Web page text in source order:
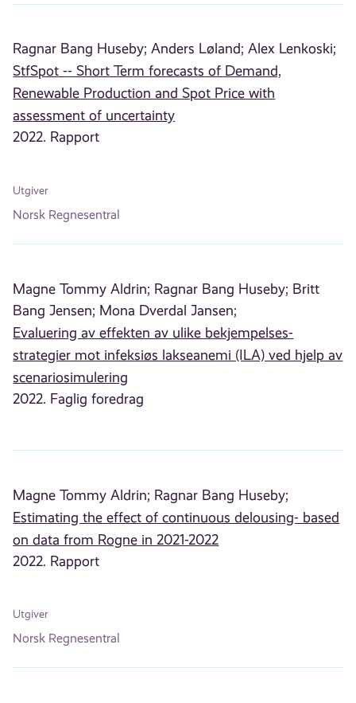
Ragnar Bang Huseby; Anders Løland; Alex Lenkoski;
StfSpot -- Short Term forecasts of Demand,
Renewable Production and Spot Price with
assessment of uncertainty
2022. Rapport
Utgiver
Norsk Regnesentral
Magne Tommy Aldrin; Ragnar Bang Huseby; Britt
Bang Jensen; Mona Dverdal Jansen;
Evaluering av effekten av ulike bekjempelses-
strategier mot infeksiøs lakseanemi (ILA) ved hjelp av
scenariosimulering
2022. Faglig foredrag
Magne Tommy Aldrin; Ragnar Bang Huseby;
Estimating the effect of continuous delousing- based
on data from Rogne in 2021-2022
2022. Rapport
Utgiver
Norsk Regnesentral